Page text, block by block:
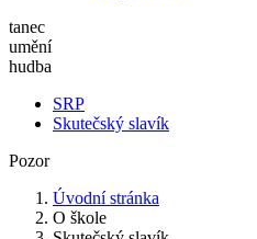
tanec
umění
hudba
SRP
Skutečský slavík
Pozor
Úvodní stránka
O škole